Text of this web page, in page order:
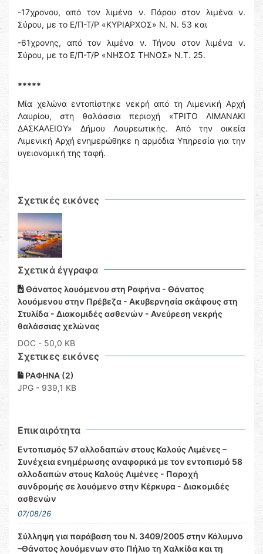
-17χρονου, από τον λιμένα ν. Πάρου στον λιμένα ν.
Σύρου, με το Ε/Π-Τ/Ρ «ΚΥΡΙΑΡΧΟΣ» Ν. Ν. 53 και
-61χρονης, από τον λιμένα ν. Τήνου στον λιμένα ν.
Σύρου, με το Ε/Π-Τ/Ρ «ΝΗΣΟΣ ΤΗΝΟΣ» Ν.Τ. 25.
*****
Μία χελώνα εντοπίστηκε νεκρή από τη Λιμενική Αρχή
Λαυρίου, στη θαλάσσια περιοχή «ΤΡΙΤΟ ΛΙΜΑΝΑΚΙ
ΔΑΣΚΑΛΕΙΟΥ» Δήμου Λαυρεωτικής. Από την οικεία
Λιμενική Αρχή ενημερώθηκε η αρμόδια Υπηρεσία για την
υγειονομική της ταφή.
Σχετικές εικόνες
Σχετικά έγγραφα
Θάνατος λουόμενου στη Ραφήνα - Θάνατος
λουόμενου στην Πρέβεζα - Ακυβερνησία σκάφους στη
Στυλίδα - Διακομιδές ασθενών - Ανεύρεση νεκρής
θαλάσσιας χελώνας
DOC - 50,0 KB
Σχετικες εικόνες
ΡΑΦΗΝΑ (2)
JPG - 939,1 KB
Επικαιρότητα
Εντοπισμός 57 αλλοδαπών στους Καλούς Λιμένες –
Συνέχεια ενημέρωσης αναφορικά με τον εντοπισμό 58
αλλοδαπών στους Καλούς Λιμένες - Παροχή
συνδρομής σε λουόμενο στην Κέρκυρα - Διακομιδές
ασθενών
07/08/26
Σύλληψη για παράβαση του Ν. 3409/2005 στην Κάλυμνο
–Θάνατος λουόμενων στο Πήλιο τη Χαλκίδα και τη